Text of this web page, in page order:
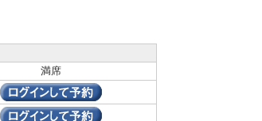
満席